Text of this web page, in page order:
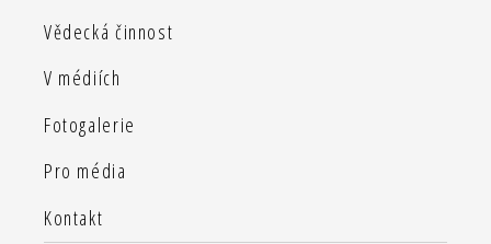
Vědecká činnost
V médiích
Fotogalerie
Pro média
Kontakt